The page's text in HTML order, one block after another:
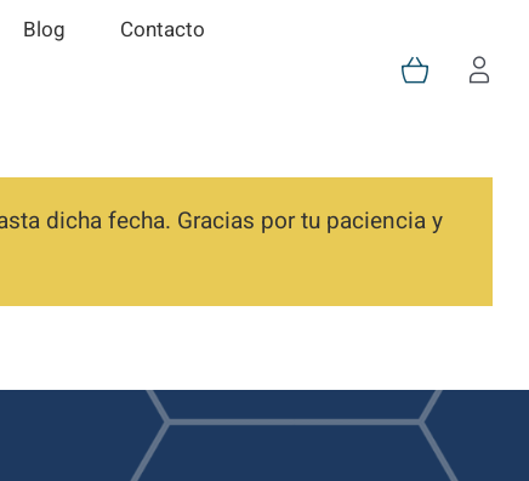
Blog Contacto
dicha fecha. Gracias por tu paciencia y